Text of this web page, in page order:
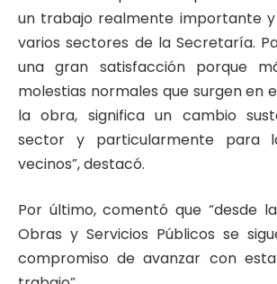
un trabajo realmente importante
varios sectores de la Secretaría.
una gran satisfacción porque
molestias normales que surgen en
la obra, significa un cambio
sector y particularmente para
vecinos”, destacó.
Por último, comentó que “desde
Obras y Servicios Públicos se
compromiso de avanzar con